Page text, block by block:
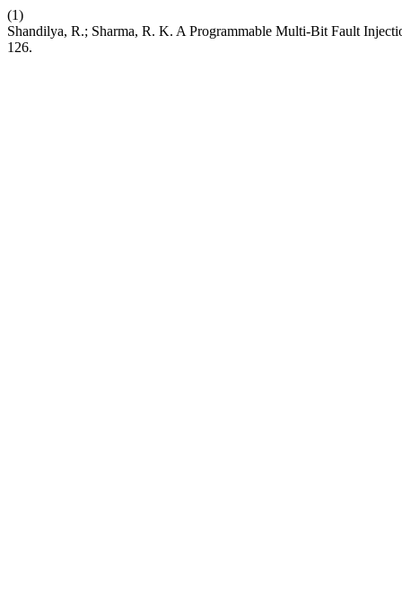
(1)
Shandilya, R.; Sharma, R. K. A Programmable Multi-Bit Fault
126.